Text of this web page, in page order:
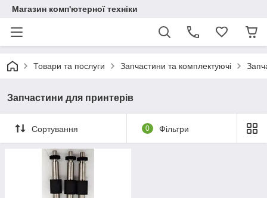
Магазин комп'ютерної техніки
Товари та послуги Запчастини та комплектуючі
Запчастини для принтерів
Сортування 0 Фільтри